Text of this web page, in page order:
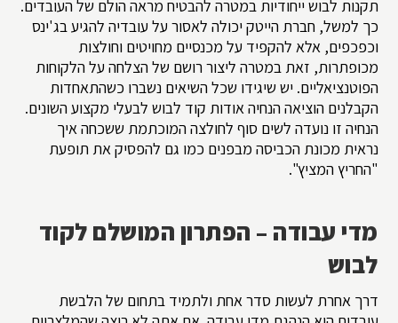
תקנות לבוש ייחודיות במטרה להבטיח מראה הולם של העובדים.
כך למשל, חברת הייטק יכולה לאסור על עובדיה להגיע בג'ינס
וכפכפים, אלא להקפיד על מכנסיים מחויטים וחולצות
מכופתרות, זאת במטרה ליצור רושם של הצלחה על הלקוחות
הפוטנציאליים. יש שיגידו שכל השיאים נשברו כשהתאחדות
הקבלנים הוציאה הנחיה אודות קוד לבוש לבעלי מקצוע השונים.
הנחיה זו נועדה לשים סוף לחולצה המוכתמת ששכחה איך
נראית מכונת הכביסה מבפנים כמו גם להפסיק את תופעת
"החריץ המציץ".
מדי עבודה – הפתרון המושלם לקוד
לבוש
דרך אחרת לעשות סדר אחת ולתמיד בתחום של הלבשת